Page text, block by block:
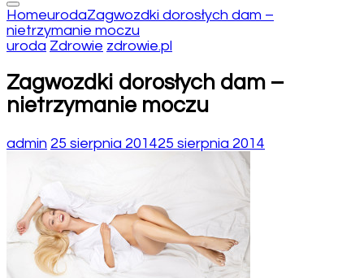
HomeurodaZagwozdki dorosłych dam –
nietrzymanie moczu
uroda Zdrowie zdrowie.pl
Zagwozdki dorosłych dam –
nietrzymanie moczu
admin 25 sierpnia 201425 sierpnia 2014